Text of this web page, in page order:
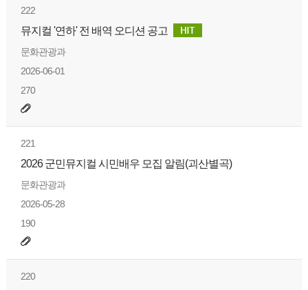
222
뮤지컬 '연하' 전 배역 오디션 공고
문화관광과
2026-06-01
270
221
2026 군민뮤지컬 시민배우 모집 알림(괴산별곡)
문화관광과
2026-05-28
190
220